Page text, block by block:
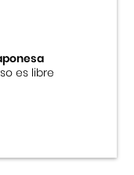
es libre